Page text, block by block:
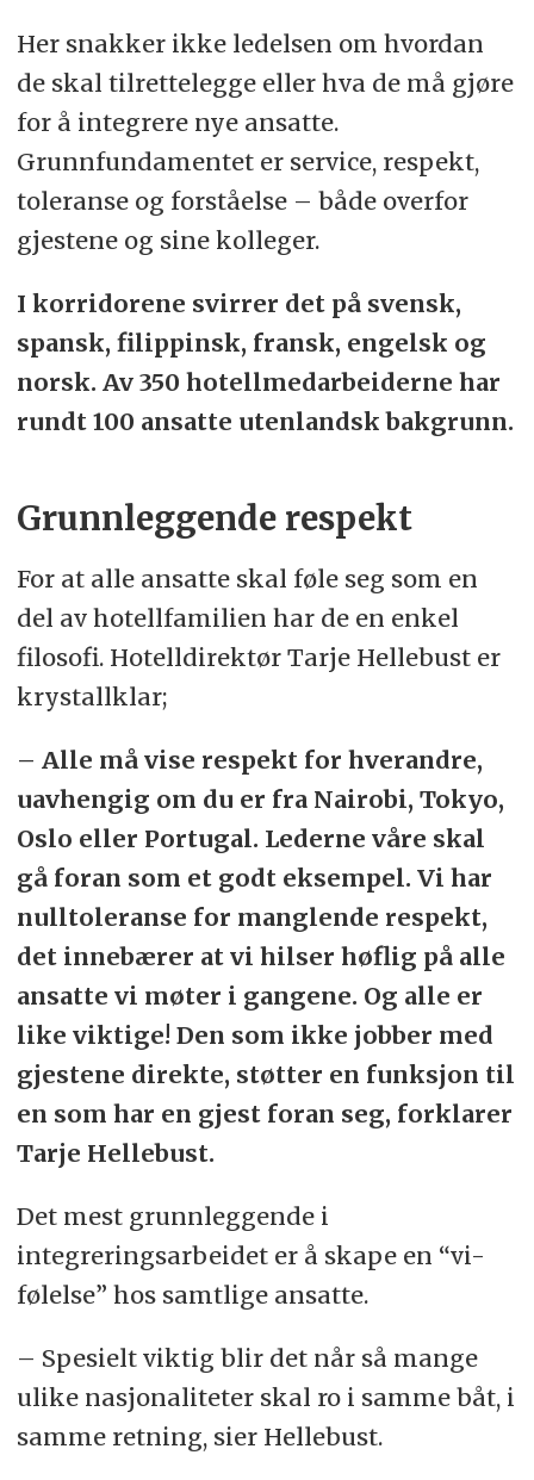
Her snakker ikke ledelsen om hvordan
de skal tilrettelegge eller hva de må gjøre
for å integrere nye ansatte.
Grunnfundamentet er service, respekt,
toleranse og forståelse – både overfor
gjestene og sine kolleger.
I korridorene svirrer det på svensk,
spansk, filippinsk, fransk, engelsk og
norsk. Av 350 hotellmedarbeiderne har
rundt 100 ansatte utenlandsk bakgrunn.
Grunnleggende respekt
For at alle ansatte skal føle seg som en
del av hotellfamilien har de en enkel
filosofi. Hotelldirektør Tarje Hellebust er
krystallklar;
– Alle må vise respekt for hverandre,
uavhengig om du er fra Nairobi, Tokyo,
Oslo eller Portugal. Lederne våre skal
gå foran som et godt eksempel. Vi har
nulltoleranse for manglende respekt,
det innebærer at vi hilser høflig på alle
ansatte vi møter i gangene. Og alle er
like viktige! Den som ikke jobber med
gjestene direkte, støtter en funksjon til
en som har en gjest foran seg, forklarer
Tarje Hellebust.
Det mest grunnleggende i
integreringsarbeidet er å skape en “vi-
følelse” hos samtlige ansatte.
– Spesielt viktig blir det når så mange
ulike nasjonaliteter skal ro i samme båt, i
samme retning, sier Hellebust.